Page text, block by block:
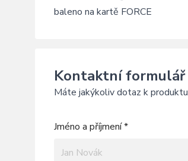
baleno na kartě FORCE
Kontaktní formulář
Máte jakýkoliv dotaz k
Jméno a příjmení *